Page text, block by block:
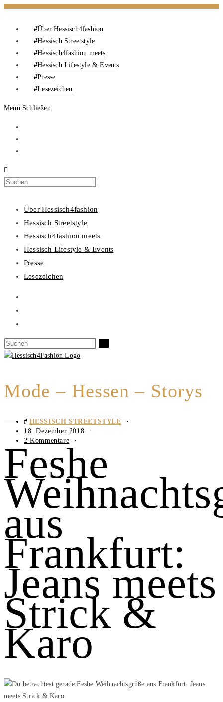
Über Hessisch4fashion
Hessisch Streetstyle
Hessisch4fashion meets
Hessisch Lifestyle & Events
Presse
Lesezeichen
Menü Schließen
Über Hessisch4fashion
Hessisch Streetstyle
Hessisch4fashion meets
Hessisch Lifestyle & Events
Presse
Lesezeichen
Mode – Hessen – Storys
HESSISCH STREETSTYLE
18. Dezember 2018
2 Kommentare
Feshe
aus
Frankfurt:
Jeans meets
Strick &
Karo